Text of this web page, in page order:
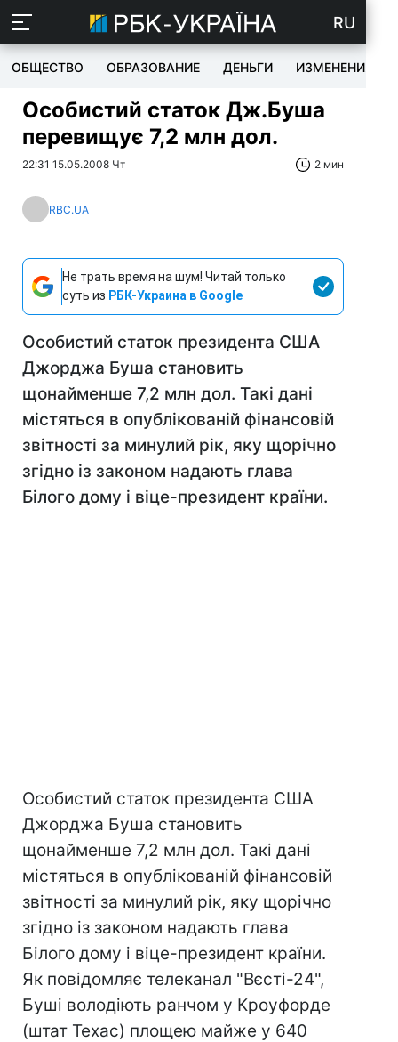
RU
ОБЩЕСТВО ОБРАЗОВАНИЕ ДЕНЬГИ ИЗМЕНЕНИЯ
Особистий статок Дж.Буша
перевищує 7,2 млн дол.
22:31 15.05.2008 Чт 2 мин
RBC.UA
Не трать время на шум! Читай только
суть из РБК-Украина в Google
Особистий статок президента США
Джорджа Буша становить
щонайменше 7,2 млн дол. Такі дані
містяться в опублікованій фінансовій
звітності за минулий рік, яку щорічно
згідно із законом надають глава
Білого дому і віце-президент країни.
Особистий статок президента США
Джорджа Буша становить
щонайменше 7,2 млн дол. Такі дані
містяться в опублікованій фінансовій
звітності за минулий рік, яку щорічно
згідно із законом надають глава
Білого дому і віце-президент країни.
Як повідомляє телеканал "Вєсті-24",
Буші володіють ранчом у Кроуфорде
(штат Техас) площею майже у 640